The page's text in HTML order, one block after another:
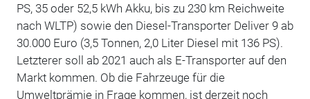
PS, 35 oder 52,5 kWh Akku, bis zu 230 km Reichweite
nach WLTP) sowie den Diesel-Transporter Deliver 9 ab
30.000 Euro (3,5 Tonnen, 2,0 Liter Diesel mit 136 PS).
Letzterer soll ab 2021 auch als E-Transporter auf den
Markt kommen. Ob die Fahrzeuge für die
Umweltprämie in Frage kommen, ist derzeit noch